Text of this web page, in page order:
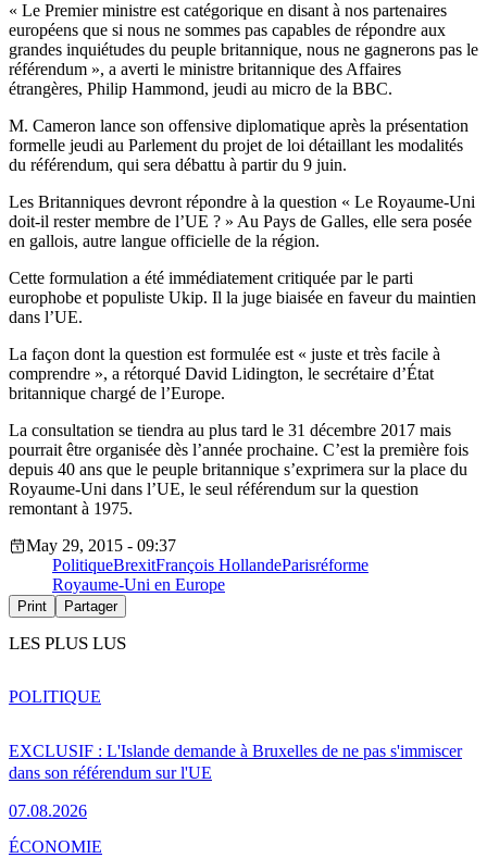
« Le Premier ministre est catégorique en disant à nos partenaires
européens que si nous ne sommes pas capables de répondre aux
grandes inquiétudes du peuple britannique, nous ne gagnerons pas le
référendum », a averti le ministre britannique des Affaires
étrangères, Philip Hammond, jeudi au micro de la BBC.
M. Cameron lance son offensive diplomatique après la présentation
formelle jeudi au Parlement du projet de loi détaillant les modalités
du référendum, qui sera débattu à partir du 9 juin.
Les Britanniques devront répondre à la question « Le Royaume-Uni
doit-il rester membre de l’UE ? » Au Pays de Galles, elle sera posée
en gallois, autre langue officielle de la région.
Cette formulation a été immédiatement critiquée par le parti
europhobe et populiste Ukip. Il la juge biaisée en faveur du maintien
dans l’UE.
La façon dont la question est formulée est « juste et très facile à
comprendre », a rétorqué David Lidington, le secrétaire d’État
britannique chargé de l’Europe.
La consultation se tiendra au plus tard le 31 décembre 2017 mais
pourrait être organisée dès l’année prochaine. C’est la première fois
depuis 40 ans que le peuple britannique s’exprimera sur la place du
Royaume-Uni dans l’UE, le seul référendum sur la question
remontant à 1975.
May 29, 2015 - 09:37
PolitiqueBrexitFrançois HollandeParisréforme
Royaume-Uni en Europe
Print Partager
LES PLUS LUS
EXCLUSIF : L'Islande demande à Bruxelles de ne pas s'immiscer
dans son référendum sur l'UE
07.08.2026
POLITIQUE
ÉCONOMIE